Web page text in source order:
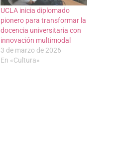
UCLA inicia diplomado
pionero para transformar la
docencia universitaria con
innovación multimodal
3 de marzo de 2026
En «Cultura»